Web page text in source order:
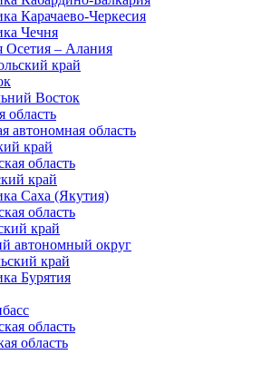
Карачаево-Черкесия
Чечня
Осетия – Алания
край
Восток
область
автономная область
край
область
край
Саха (Якутия)
область
край
автономный округ
край
Бурятия
область
область